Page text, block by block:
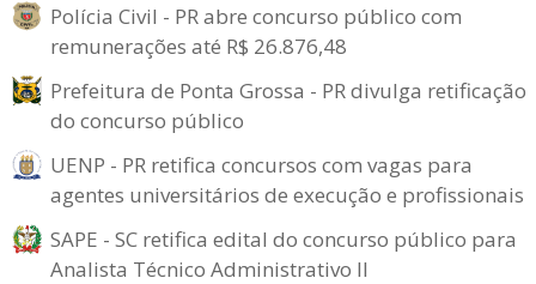
Polícia Civil - PR abre concurso público com
remunerações até R$ 26.876,48
Prefeitura de Ponta Grossa - PR divulga retificação
do concurso público
UENP - PR retifica concursos com vagas para
agentes universitários de execução e profissionais
SAPE - SC retifica edital do concurso público para
Analista Técnico Administrativo II